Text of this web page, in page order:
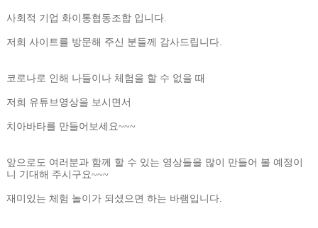
사회적 기업 화이통협동조합 입니다.
저희 사이트를 방문해 주신 분들께 감사드립니다.
코로나로 인해 나들이나 체험을 할 수 없을 때
저희 유튜브영상을 보시면서
치아바타를 만들어보세요~~~
앞으로도 여러분과 함께 할 수 있는 영상들을 많이 만들어 볼 예정이
니 기대해 주시구요~~~
재미있는 체험 놀이가 되셨으면 하는 바램입니다.